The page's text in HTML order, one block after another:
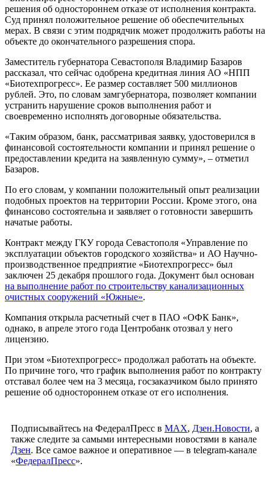
решения об одностороннем отказе от исполнения контракта.
Суд принял положительное решение об обеспечительных
мерах. В связи с этим подрядчик может продолжить работы на
объекте до окончательного разрешения спора.
Заместитель губернатора Севастополя Владимир Базаров
рассказал, что сейчас одобрена кредитная линия АО «НПП
«Биотехпрогресс». Ее размер составляет 500 миллионов
рублей. Это, по словам замгубернатора, позволяет компании
устранить нарушение сроков выполнения работ и
своевременно исполнять договорные обязательства.
«Таким образом, банк, рассматривая заявку, удостоверился в
финансовой состоятельности компании и принял решение о
предоставлении кредита на заявленную сумму», – отметил
Базаров.
По его словам, у компании положительный опыт реализации
подобных проектов на территории России. Кроме этого, она
финансово состоятельна и заявляет о готовности завершить
начатые работы.
Контракт между ГКУ города Севастополя «Управление по
эксплуатации объектов городского хозяйства» и АО Научно-
производственное предприятие «Биотехпрогресс» был
заключен 25 декабря прошлого года. Документ был основан
на выполнение работ по строительству канализационных
очистных сооружений «Южные».
Компания открыла расчетный счет в ПАО «ОФК Банк»,
однако, в апреле этого года Центробанк отозвал у него
лицензию.
При этом «Биотехпрогресс» продолжал работать на объекте.
По причине того, что график выполнения работ по контракту
отставал более чем на 3 месяца, госзаказчиком было принято
решение об одностороннем отказе от его исполнения.
Подписывайтесь на ФедералПресс в МАХ, Дзен.Новости, а
также следите за самыми интересными новостями в канале
Дзен. Все самое важное и оперативное — в telegram-канале
«ФедералПресс».